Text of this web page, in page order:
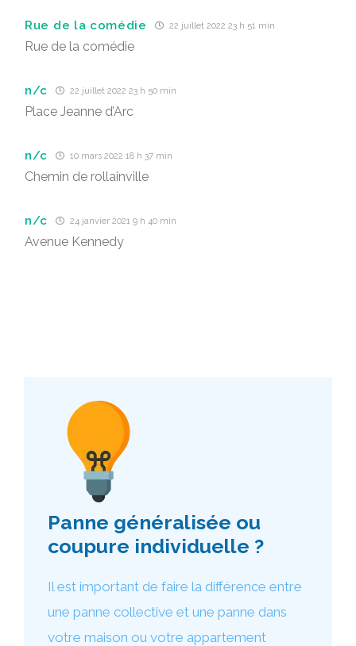
Rue de la comédie 22 juillet 2022 23 h 51 min
Rue de la comédie
n/c 22 juillet 2022 23 h 50 min
Place Jeanne d’Arc
n/c 10 mars 2022 18 h 37 min
Chemin de rollainville
n/c 24 janvier 2021 9 h 40 min
Avenue Kennedy
Panne généralisée ou
coupure individuelle ?
Il est important de faire la différence entre
une panne collective et une panne dans
votre maison ou votre appartement